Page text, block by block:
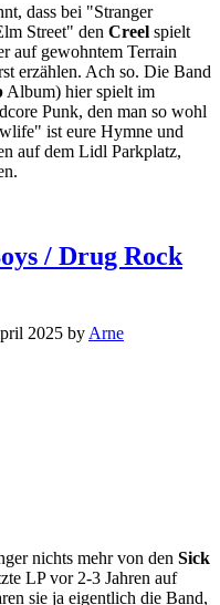
dass bei "Stranger
Street" den Creel spielt
auf gewohntem Terrain
erzählen. Ach so. Die Band
Album) hier spielt im
Punk, den man so wohl
ist eure Hymne und
auf dem Lidl Parkplatz,
/ Drug Rock
2025 by Arne
nichts mehr von den Sick
LP vor 2-3 Jahren auf
sie ja eigentlich die Band,